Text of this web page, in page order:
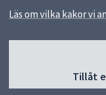
Läs om vilka kakor vi
Tillåt
Nyheter
Priser